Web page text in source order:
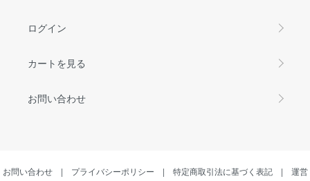
ログイン
カートを見る
お問い合わせ
お問い合わせ| プライバシーポリシー | 特定商取引法に基づく表記| 運営